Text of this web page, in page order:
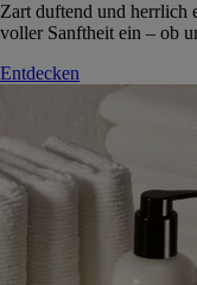
Zart duftend und herrlich
voller Sanftheit ein – ob
Entdecken